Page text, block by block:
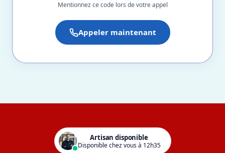
Mentionnez ce code lors de votre appel
Appeler maintenant
Artisan disponible
Disponible chez vous à 12h35